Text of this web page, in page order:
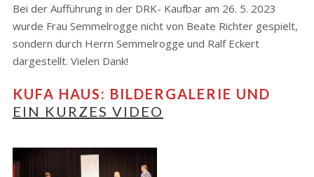
Bei der Aufführung in der DRK- Kaufbar am 26. 5. 2023
wurde Frau Semmelrogge nicht von Beate Richter gespielt,
sondern durch Herrn Semmelrogge und Ralf Eckert
dargestellt. Vielen Dank!
KUFA HAUS: BILDERGALERIE UND
EIN KURZES VIDEO